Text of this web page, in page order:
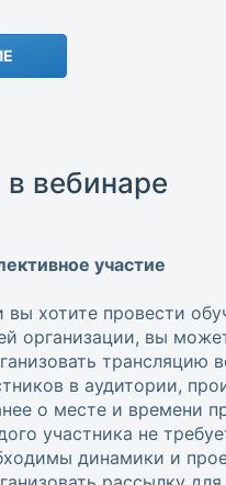
в вебинаре
участие
вы хотите провести
организации, вы
трансляцию
в аудитории,
о месте и времени
участника не
динамики и